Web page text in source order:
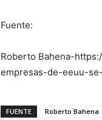
Fuente:
Roberto Bahena-
empresas-de-eeuu-
FUENTE
Roberto Bahena